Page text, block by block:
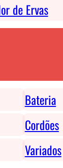
de Ervas
Bateria
Cordões
Variados